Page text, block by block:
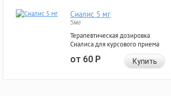
Сиалис 5 мг
5мг
Терапевтическая дозировка
Сиалиса для курсового приема
от 60Р Купить